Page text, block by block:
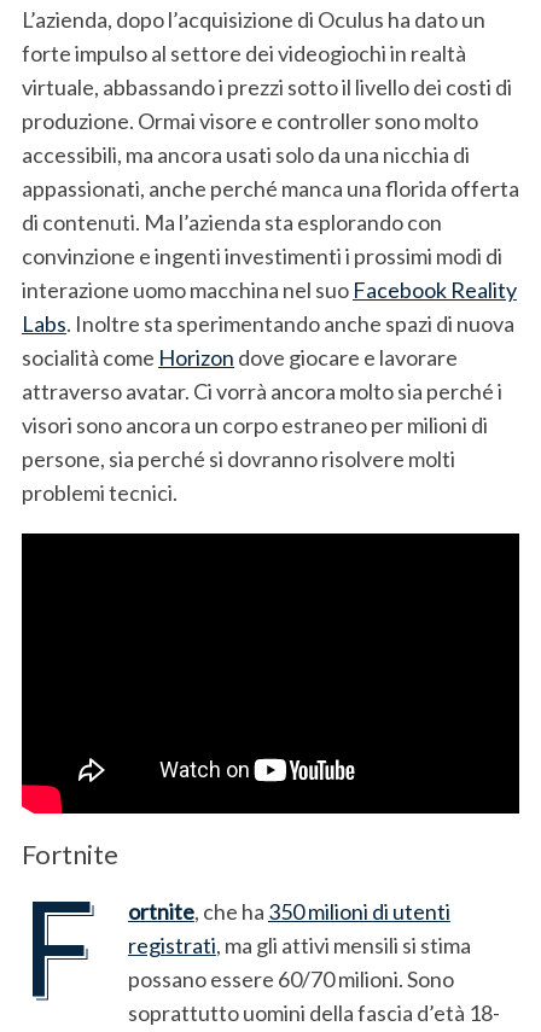
L’azienda, dopo l’acquisizione di Oculus ha dato un
forte impulso al settore dei videogiochi in realtà
virtuale, abbassando i prezzi sotto il livello dei costi di
produzione. Ormai visore e controller sono molto
accessibili, ma ancora usati solo da una nicchia di
appassionati, anche perché manca una florida offerta
di contenuti. Ma l’azienda sta esplorando con
convinzione e ingenti investimenti i prossimi modi di
interazione uomo macchina nel suo Facebook Reality
Labs. Inoltre sta sperimentando anche spazi di nuova
socialità come Horizon dove giocare e lavorare
attraverso avatar. Ci vorrà ancora molto sia perché i
visori sono ancora un corpo estraneo per milioni di
persone, sia perché si dovranno risolvere molti
problemi tecnici.
Fortnite
F ortnite, che ha 350 milioni di utenti
registrati, ma gli attivi mensili si stima
possano essere 60/70 milioni. Sono
soprattutto uomini della fascia d’età 18-